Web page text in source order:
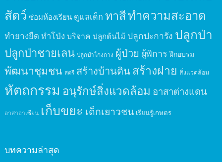
สัตว์ ซ่อมห้องเรียน ดูแลเด็ก ทาสีทำความสะอาด
ทำยางยืด ทำโป่ง บริจาค ปลูกต้นไม้ ปลูกปะการัง ปลูกป่า
ปลูกป่าชายเลน ปลูกป่าโกงกาง ผู้ป่วย ผู้พิการ ฝึกอบรม
พัฒนาชุมชน สตรี สร้างบ้านดินสร้างฝาย สิ่งแวดล้อม
หัตถกรรม อนุรักษ์สิ่งแวดล้อม อาสาต่างแดน
อาสาอาเซียน เก็บขยะ เด็กเยาวชน เรียนรู้เกษตร
บทความล่าสุด